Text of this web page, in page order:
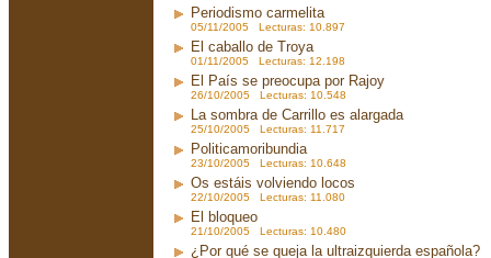
Periodismo carmelita
05/11/2005 Lecturas: 10.897
El caballo de Troya
01/11/2005 Lecturas: 12.198
El País se preocupa por Rajoy
26/10/2005 Lecturas: 10.548
La sombra de Carrillo es alargada
25/10/2005 Lecturas: 11.717
Politicamoribundia
23/10/2005 Lecturas: 10.648
Os estáis volviendo locos
22/10/2005 Lecturas: 11.080
El bloqueo
21/10/2005 Lecturas: 10.480
¿Por qué se queja la ultraizquierda española?